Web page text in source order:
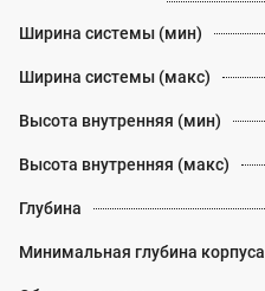
Ширина системы (мин)
Ширина системы (макс)
Высота внутренняя (мин)
Высота внутренняя (макс)
Глубина
Минимальная глубина корпуса